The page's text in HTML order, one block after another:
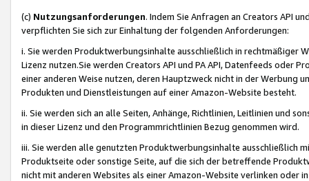
(c) Nutzungsanforderungen. Indem Sie Anfragen an Creators API
verpflichten Sie sich zur Einhaltung der folgenden Anforderungen:
i. Sie werden Produktwerbungsinhalte ausschließlich in rechtmäßiger
Lizenz nutzen.Sie werden Creators API und PA API, Datenfeeds oder
einer anderen Weise nutzen, deren Hauptzweck nicht in der Werbung
Produkten und Dienstleistungen auf einer Amazon-Website besteht.
ii. Sie werden sich an alle Seiten, Anhänge, Richtlinien, Leitlinien und
in dieser Lizenz und den Programmrichtlinien Bezug genommen wird.
iii. Sie werden alle genutzten Produktwerbungsinhalte ausschließlich
Produktseite oder sonstige Seite, auf die sich der betreffende
nicht mit anderen Websites als einer Amazon-Website verlinken oder